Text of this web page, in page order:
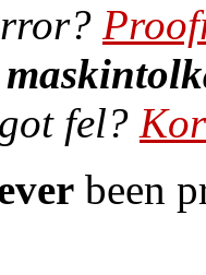
fel?
been